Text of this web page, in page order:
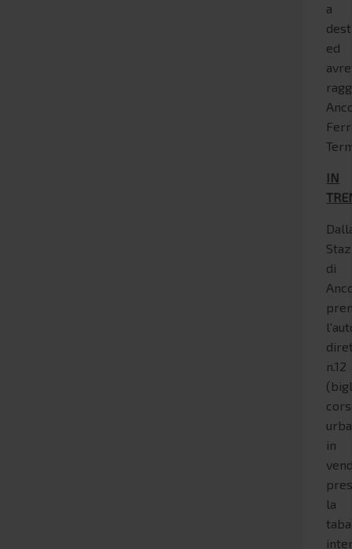
a
ed
IN
di
n.12
in
la